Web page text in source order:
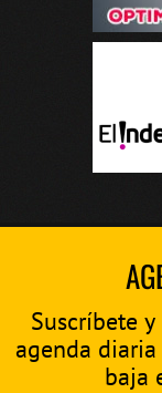
Suscríbete
agenda
baja